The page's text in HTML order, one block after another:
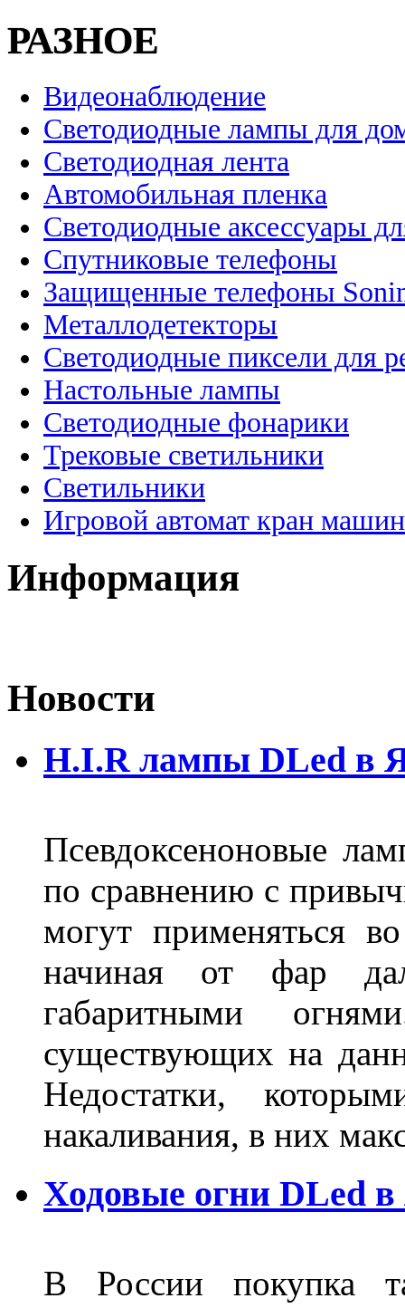
РАЗНОЕ
Видеонаблюдение
Светодиодные лампы для
Светодиодная лента
Автомобильная пленка
Светодиодные аксессуары
Спутниковые телефоны
Защищенные телефоны
Металлодетекторы
Светодиодные пиксели для
Настольные лампы
Светодиодные фонарики
Трековые светильники
Светильники
Игровой автомат кран
Информация
Новости
H.I.R лампы DLed в
Псевдоксеноновые
по сравнению с
могут применяться
начиная от фар
габаритными
существующих на
Недостатки,
накаливания, в них
Ходовые огни DLed в
В России покупка